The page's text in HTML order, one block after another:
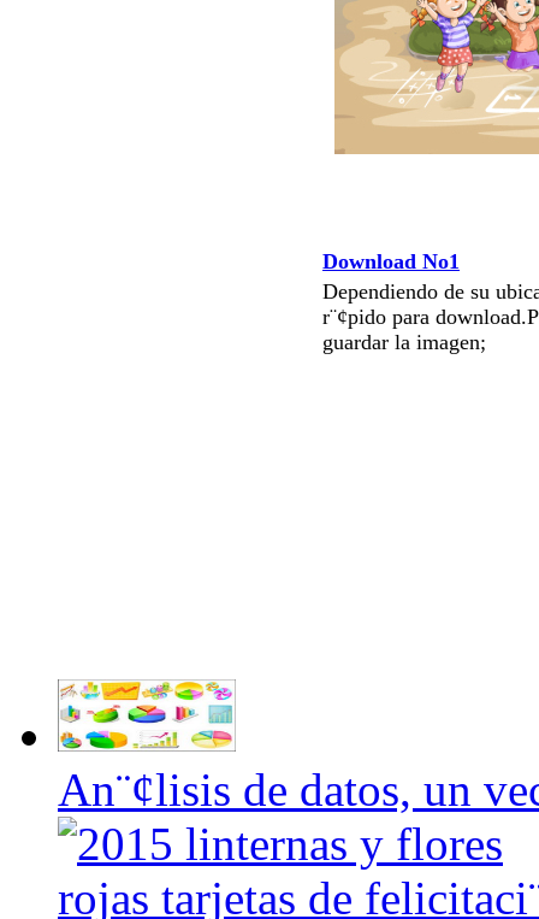
Download No1
Dependiendo de su
r¨¢pido para
guardar la imagen;
An¨¢lisis de datos, un